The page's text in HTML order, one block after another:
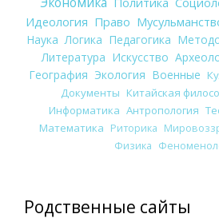
Идеология Право
Наука Логика Педагогика
Литература Искусство
География Экология Военные
Документы Китайская
Информатика Антропология
Математика Риторика
Физика
Родственные сайты